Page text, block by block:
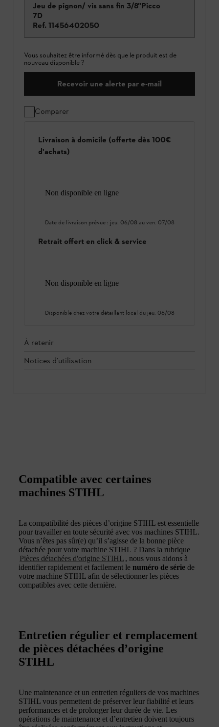
Jeu de pignon/ vis sans fin 3/8"Picco
7D
Ref. 11456402050
Vous souhaitez être informé dès que le produit est de
nouveau disponible ?
Recevoir une alerte par e-mail
Comparer
Livraison à domicile (offerte dès 100€
d'achats)
Non disponible en ligne
Date de livraison prévue : jeu. 06/08 au ven. 07/08
Retrait offert en click & service
Non disponible en ligne
Disponible chez votre détaillant local du jeu. 06/08
À retenir
Notices d'utilisation
Compatible avec certaines
machines STIHL
La compatibilité des pièces d’origine STIHL est essentielle
pour travailler en toute sécurité avec vos machines STIHL.
Vous n’êtes pas sûr(e) qu’il s’agisse de la bonne pièce
détachée pour votre machine STIHL ? Dans la rubrique
Pièces détachées d'origine STIHL , nous vous aidons à
identifier rapidement et facilement le numéro de série de
votre machine STIHL afin de sélectionner les pièces
compatibles avec cette dernière.
Entretien régulier et remplacement
de pièces détachées d’origine
STIHL
Une maintenance et un entretien réguliers de vos machines
STIHL vous permettent de préserver leur fiabilité et leurs
performances et de prolonger leur durée de vie. Les
opérations de maintenance et d’entretien doivent toujours